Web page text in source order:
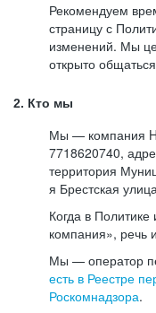
Рекомендуем
страницу с
изменений. Мы
открыто
2. Кто мы
Мы — компания
7718620740,
территория
я Брестская
Когда в
компания», речь
Мы — оператор
есть в Реестре
Роскомнадзора.